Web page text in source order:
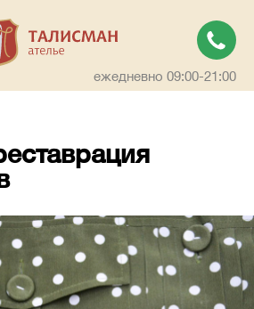
ежедневно 09:00-21:00